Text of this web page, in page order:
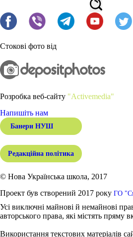
Стокові фото від
Розробка веб-сайту "Activemedia"
Напишіть нам
Банери НУШ
Редакційна політика
© Нова Українська школа, 2017
Проект був створений 2017 року ГО
Усі виключні майнові й немайнові
авторського права, які містять пряму
Використання текстових матеріалів